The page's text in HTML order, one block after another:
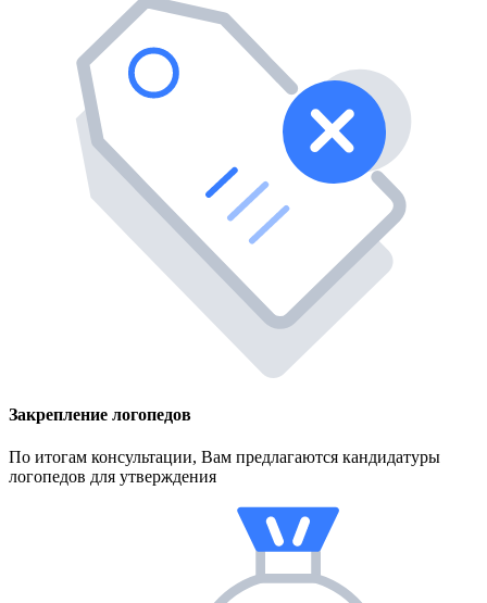
Закрепление логопедов
По итогам консультации, Вам предлагаются кандидатуры
логопедов для утверждения